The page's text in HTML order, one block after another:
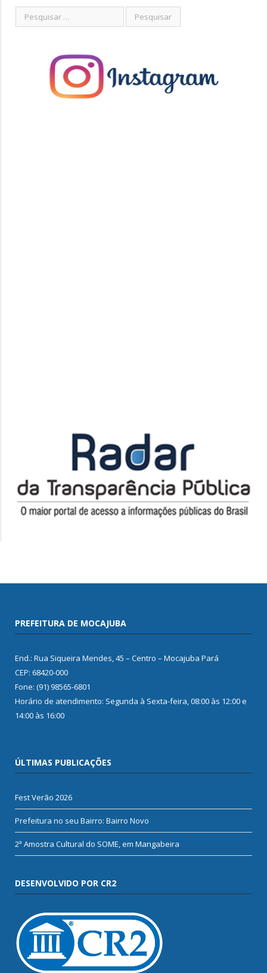
PREFEITURA DE MOCAJUBA
End.: Rua Siqueira Mendes, 45 – Centro – Mocajuba Pará
CEP: 68420-000
Fone: (91) 98565-6801
Horário de atendimento: Segunda à Sexta-feira, 08:00 às 12:00 e
14:00 às 16:00
ÚLTIMAS PUBLICAÇÕES
Fest Verão 2026
Prefeitura no seu Bairro: Bairro Novo
2ª Amostra Cultural do SOME, em Mangabeira
DESENVOLVIDO POR CR2